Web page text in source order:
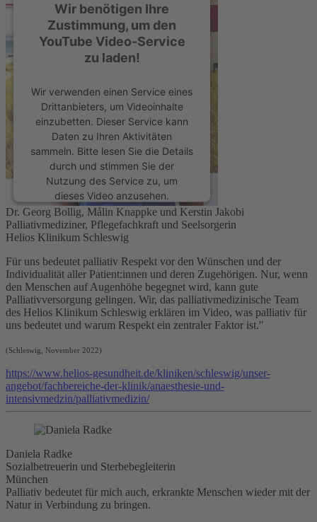
Wir benötigen Ihre
Zustimmung, um den
YouTube Video-Service
zu laden!
Wir verwenden einen Service eines
Drittanbieters, um Videoinhalte
einzubetten. Dieser Service kann
Daten zu Ihren Aktivitäten
sammeln. Bitte lesen Sie die Details
durch und stimmen Sie der
Nutzung des Service zu, um
dieses Video anzusehen.
Mehr Informationen
Akzeptieren
powered byUsercentrics Consent
Management Platform& eRecht24
Dr. Georg Bollig, Målin Knappke und Kerstin Jakobi
Palliativmediziner, Pflegefachkraft und Seelsorgerin
Helios Klinikum Schleswig
Für uns bedeutet palliativ Respekt vor den Wünschen und der
Individualität aller Patient:innen und deren Zugehörigen. Nur, wenn
den Menschen auf Augenhöhe begegnet wird, kann gute
Palliativversorgung gelingen. Wir, das palliativmedizinische Team
des Helios Klinikum Schleswig erklären im Video, was palliativ für
uns bedeutet und warum Respekt ein zentraler Faktor ist."
(Schleswig, November 2022)
https://www.helios-gesundheit.de/kliniken/schleswig/unser-
angebot/fachbereiche-der-klinik/anaesthesie-und-
intensivmedzin/palliativmedizin/
Daniela Radke
Sozialbetreuerin und Sterbebegleiterin
München
Palliativ bedeutet für mich auch, erkrankte Menschen wieder mit der
Natur in Verbindung zu bringen.